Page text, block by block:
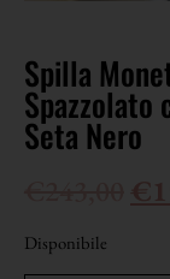
Spilla
Spazzolato
Seta Nero
Disponibile